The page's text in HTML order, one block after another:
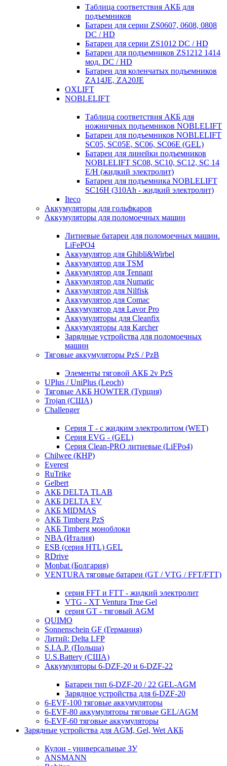
Таблица соответствия АКБ для
подъемников
Батареи для серии ZS0607, 0608, 0808
DC / HD
Батареи для серии ZS1012 DC / HD
Батареи для подъемников ZS1212 1414
мод. DC / HD
Батареи для коленчатых подъемников
ZA14JE, ZA20JE
OXLIFT
NOBLELIFT
Таблица соответствия АКБ для
ножничных подъемников NOBLELIFT
Батареи для подъемников NOBLELIFT
SC05, SC05E, SC06, SC06E (GEL)
Батареи для линейки подъемников
NOBLELIFT SC08, SC10, SC12, SC 14
E/H (жидкий электролит)
Батареи для подъемника NOBLELIFT
SC16H (310Ah - жидкий электролит)
Iteco
Аккумуляторы для гольфкаров
Аккумуляторы для поломоечных машин
Литиевые батареи для поломоечных машин.
LiFePO4
Аккумулятор для Ghibli&Wirbel
Аккумулятор для TSM
Аккумулятор для Tennant
Аккумулятор для Numatic
Аккумулятор для Nilfisk
Аккумулятор для Comac
Аккумулятор для Lavor Pro
Аккумуляторы для Cleanfix
Аккумуляторы для Karcher
Зарядные устройства для поломоечных
машин
Тяговые аккумуляторы PzS / PzB
Элементы тяговой АКБ 2v PzS
UPlus / UniPlus (Leoch)
Тяговые АКБ HOWTER (Турция)
Trojan (США)
Challenger
Серия T - с жидким электролитом (WET)
Серия EVG - (GEL)
Серия Clean-PRO литиевые (LiFPo4)
Chilwee (КНР)
Everest
RuTrike
Gelbert
АКБ DELTA TLAB
АКБ DELTA EV
АКБ MIDMAS
АКБ Timberg PzS
АКБ Timberg моноблоки
NBA (Италия)
ESB (серия HTL) GEL
RDrive
Monbat (Болгария)
VENTURA тяговые батареи (GT / VTG / FFT/FTT)
серия FFT и FTT - жидкий электролит
VTG - XT Ventura True Gel
серия GT - тяговый AGM
QUIMO
Sonnenschein GF (Германия)
Литий: Delta LFP
S.I.A.P. (Польша)
U.S.Battery (США)
Аккумуляторы 6-DZF-20 и 6-DZF-22
Батареи тип 6-DZF-20 / 22 GEL-AGM
Зарядное устройства для 6-DZF-20
6-EVF-100 тяговые аккумуляторы
6-EVF-80 аккумуляторы тяговые GEL/AGM
6-EVF-60 тяговые аккумуляторы
Зарядные устройства для AGM, Gel, Wet АКБ
Кулон - универсальные ЗУ
ANSMANN